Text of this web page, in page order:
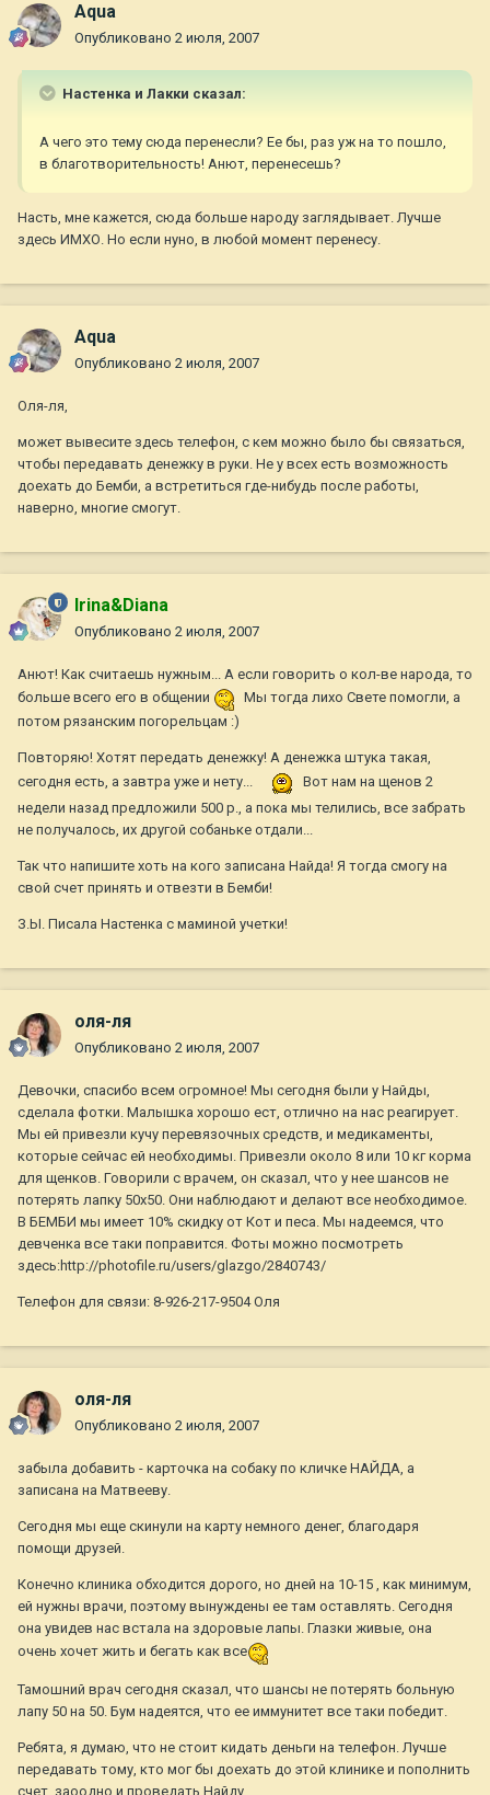
Aqua
Опубликовано 2 июля, 2007
Настенка и Лакки сказал:
А чего это тему сюда перенесли? Ее бы, раз уж на то пошло,
в благотворительность! Анют, перенесешь?
Насть, мне кажется, сюда больше народу заглядывает. Лучше
здесь ИМХО. Но если нуно, в любой момент перенесу.
Aqua
Опубликовано 2 июля, 2007
Оля-ля,
может вывесите здесь телефон, с кем можно было бы связаться,
чтобы передавать денежку в руки. Не у всех есть возможность
доехать до Бемби, а встретиться где-нибудь после работы,
наверно, многие смогут.
Irina&Diana
Опубликовано 2 июля, 2007
Анют! Как считаешь нужным... А если говорить о кол-ве народа, то
больше всего его в общении
Мы тогда лихо Свете помогли, а
потом рязанским погорельцам :)
Повторяю! Хотят передать денежку! А денежка штука такая,
сегодня есть, а завтра уже и нету...
Вот нам на щенов 2
недели назад предложили 500 р., а пока мы телились, все забрать
не получалось, их другой собаньке отдали...
Так что напишите хоть на кого записана Найда! Я тогда смогу на
свой счет принять и отвезти в Бемби!
З.Ы. Писала Настенка с маминой учетки!
оля-ля
Опубликовано 2 июля, 2007
Девочки, спасибо всем огромное! Мы сегодня были у Найды,
сделала фотки. Малышка хорошо ест, отлично на нас реагирует.
Мы ей привезли кучу перевязочных средств, и медикаменты,
которые сейчас ей необходимы. Привезли около 8 или 10 кг корма
для щенков. Говорили с врачем, он сказал, что у нее шансов не
потерять лапку 50х50. Они наблюдают и делают все необходимое.
В БЕМБИ мы имеет 10% скидку от Кот и песа. Мы надеемся, что
девченка все таки поправится. Фоты можно посмотреть
здесь:http://photofile.ru/users/glazgo/2840743/
Телефон для связи: 8-926-217-9504 Оля
оля-ля
Опубликовано 2 июля, 2007
забыла добавить - карточка на собаку по кличке НАЙДА, а
записана на Матвееву.
Сегодня мы еще скинули на карту немного денег, благодаря
помощи друзей.
Конечно клиника обходится дорого, но дней на 10-15 , как минимум,
ей нужны врачи, поэтому вынуждены ее там оставлять. Сегодня
она увидев нас встала на здоровые лапы. Глазки живые, она
очень хочет жить и бегать как все
Тамошний врач сегодня сказал, что шансы не потерять больную
лапу 50 на 50. Бум надеятся, что ее иммунитет все таки победит.
Ребята, я думаю, что не стоит кидать деньги на телефон. Лучше
передавать тому, кто мог бы доехать до этой клинике и пополнить
счет, заоодно и проведать Найду.